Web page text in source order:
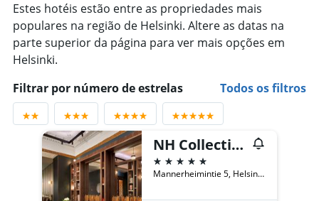
Estes hotéis estão entre as propriedades mais
populares na região de Helsinki. Altere as datas na
parte superior da página para ver mais opções em
Helsinki.
Filtrar por número de estrelas
Todos os filtros
NH Collection Helsinki Grand Hansa
5 estrelas
Mannerheimintie 5, Helsinki, Finlandia, Helsinki, Uusimaa, Finlândia